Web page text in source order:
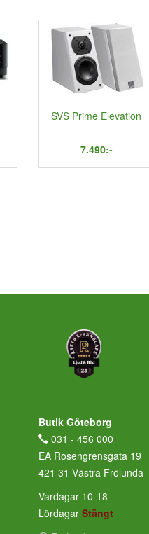
SVS Prime Elevation
7.490:-
Butik Göteborg
031 - 456 000
EA Rosengrensgata 19
421 31 Västra Frölunda
Vardagar 10-18
Lördagar Stängt